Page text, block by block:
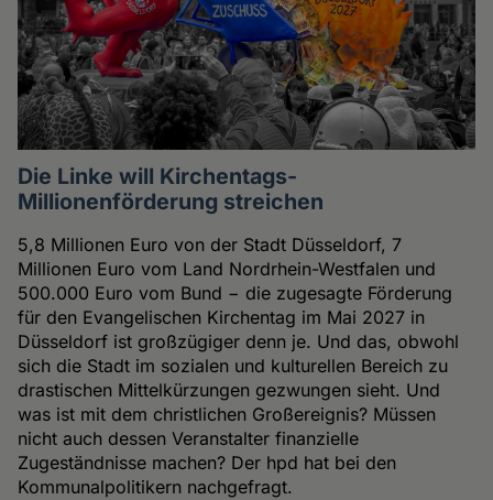
Die Linke will Kirchentags-
Millionenförderung streichen
5,8 Millionen Euro von der Stadt Düsseldorf, 7
Millionen Euro vom Land Nordrhein-Westfalen und
500.000 Euro vom Bund − die zugesagte Förderung
für den Evangelischen Kirchentag im Mai 2027 in
Düsseldorf ist großzügiger denn je. Und das, obwohl
sich die Stadt im sozialen und kulturellen Bereich zu
drastischen Mittelkürzungen gezwungen sieht. Und
was ist mit dem christlichen Großereignis? Müssen
nicht auch dessen Veranstalter finanzielle
Zugeständnisse machen? Der hpd hat bei den
Kommunalpolitikern nachgefragt.